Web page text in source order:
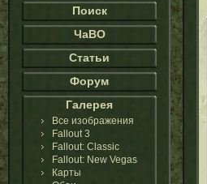
Поиск
ЧаВО
Статьи
Форум
Галерея
Все изображения
Fallout 3
Fallout: Classic
Fallout: New Vegas
Карты